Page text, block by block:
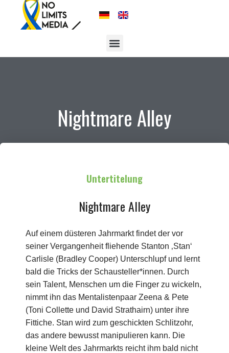
Nightmare Alley
Untertitelung
Nightmare Alley
Auf einem düsteren Jahrmarkt findet der vor
seiner Vergangenheit fliehende Stanton ‚Stan‘
Carlisle (Bradley Cooper) Unterschlupf und lernt
bald die Tricks der Schausteller*innen. Durch
sein Talent, Menschen um die Finger zu wickeln,
nimmt ihn das Mentalistenpaar Zeena & Pete
(Toni Collette und David Strathairn) unter ihre
Fittiche. Stan wird zum geschickten Schlitzohr,
das andere bewusst manipulieren kann. Die
kleine Welt des Jahrmarkts reicht ihm bald nicht